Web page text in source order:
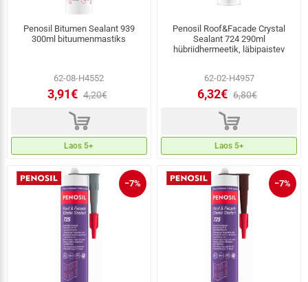
Penosil Bitumen Sealant 939
300ml bituumenmastiks
62-08-H4552
3,91€ 4,20€
d
Laos 5+
Penosil Roof&Facade Crystal
Sealant 724 290ml
hübriidhermeetik, läbipaistev
62-02-H4957
6,32€ 6,80€
d
Laos 5+
−7% −7%